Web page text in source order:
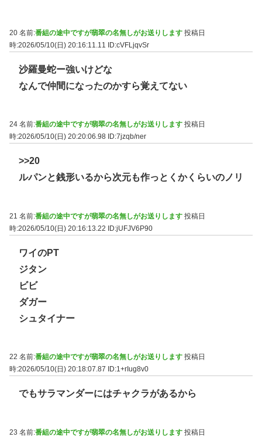
20 名前:番組の途中ですが翡翠の名無しがお送りします 投稿日
時:2026/05/10(日) 20:16:11.11 ID:cVFLjqvSr
沙羅曼蛇ー強いけどな
なんで仲間になったのかすら覚えてない
24 名前:番組の途中ですが翡翠の名無しがお送りします 投稿日
時:2026/05/10(日) 20:20:06.98 ID:7jzqb/ner
>>20
ルパンと銭形いるから次元も作っとくかくらいのノリ
21 名前:番組の途中ですが翡翠の名無しがお送りします 投稿日
時:2026/05/10(日) 20:16:13.22 ID:jUFJV6P90
ワイのPT
ジタン
ビビ
ダガー
シュタイナー
22 名前:番組の途中ですが翡翠の名無しがお送りします 投稿日
時:2026/05/10(日) 20:18:07.87
ID:1+rIug8v0
でもサラマンダーにはチャクラがあるから
23 名前:番組の途中ですが翡翠の名無しがお送りします 投稿日